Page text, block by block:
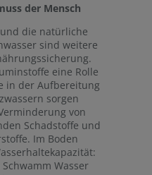
der Mensch
die natürliche
sind weitere
eine Rolle
in der Aufbereitung
sorgen
von
Schadstoffe und
Im Boden
Wasser